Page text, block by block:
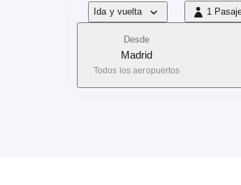
Tipo de vuelo
Ida y vuelta 1
1 Pasajero
Desde
Madrid
Todos los aeropuertos